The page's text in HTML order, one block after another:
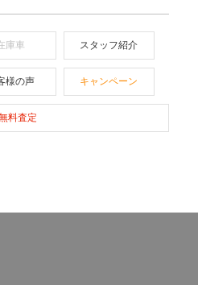
庫車 スタッフ紹介
様の声 キャンペーン
料査定